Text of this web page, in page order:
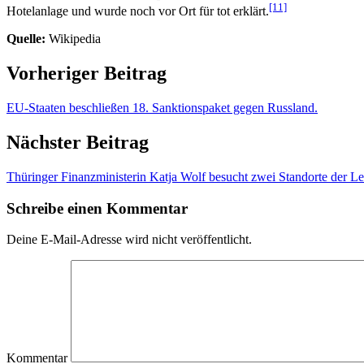
Hotelanlage und wurde noch vor Ort für tot erklärt.[11]
Quelle: Wikipedia
Vorheriger Beitrag
EU-Staaten beschließen 18. Sanktionspaket gegen Russland.
Nächster Beitrag
Thüringer Finanzministerin Katja Wolf besucht zwei Standorte der
Schreibe einen Kommentar
Deine E-Mail-Adresse wird nicht veröffentlicht.
Kommentar